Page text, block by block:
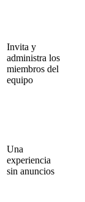
Invita y
administra los
miembros del
equipo
Una
experiencia
sin anuncios